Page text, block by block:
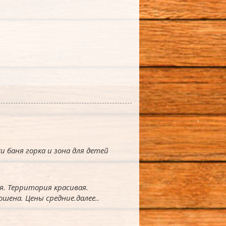
баня горка и зона для детей
Территория красивая.
Цены средние.далее..